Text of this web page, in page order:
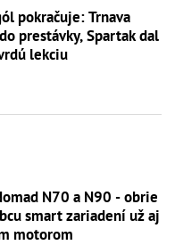
pokračuje: Trnava
prestávky, Spartak dal
lekciu
N70 a N90 - obrie
smart zariadení už aj
motorom